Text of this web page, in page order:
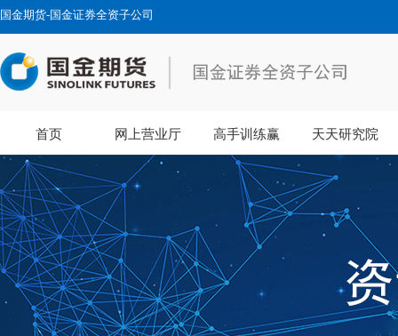
国金期货-国金证券全资子公司
首页 网上营业厅 高手训练赢 天天研究院